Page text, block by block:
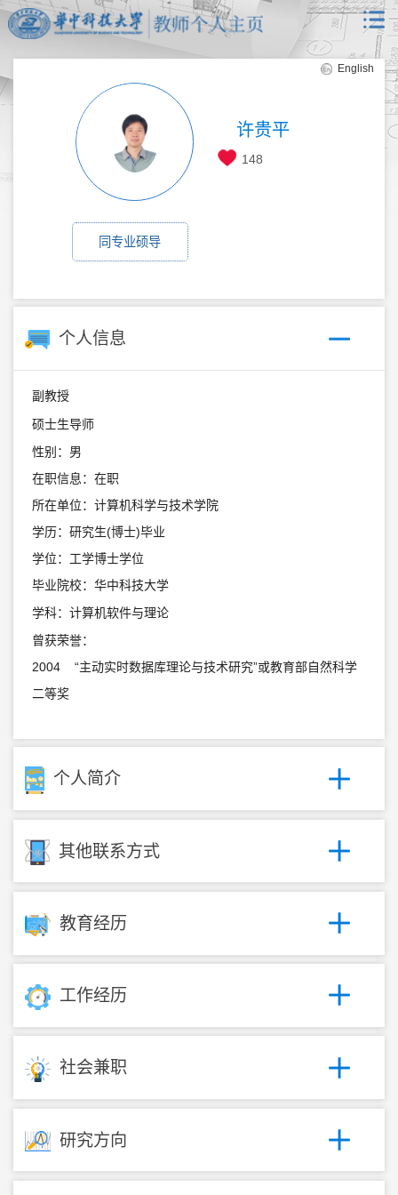
English
许贵平
148
同专业硕导
个人信息
副教授
硕士生导师
性别：男
在职信息：在职
所在单位：计算机科学与技术学院
学历：研究生(博士)毕业
学位：工学博士学位
毕业院校：华中科技大学
学科：计算机软件与理论
曾获荣誉：
2004 “主动实时数据库理论与技术研究”或教育部自然科学
二等奖
个人简介
其他联系方式
教育经历
工作经历
社会兼职
研究方向